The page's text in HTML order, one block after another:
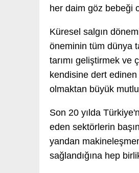
her daim göz bebeği
Küresel salgın
öneminin tüm dünya
tarımı geliştirmek
kendisine dert edinen
olmaktan büyük
Son 20 yılda
eden sektörlerin
yandan
sağlandığına hep